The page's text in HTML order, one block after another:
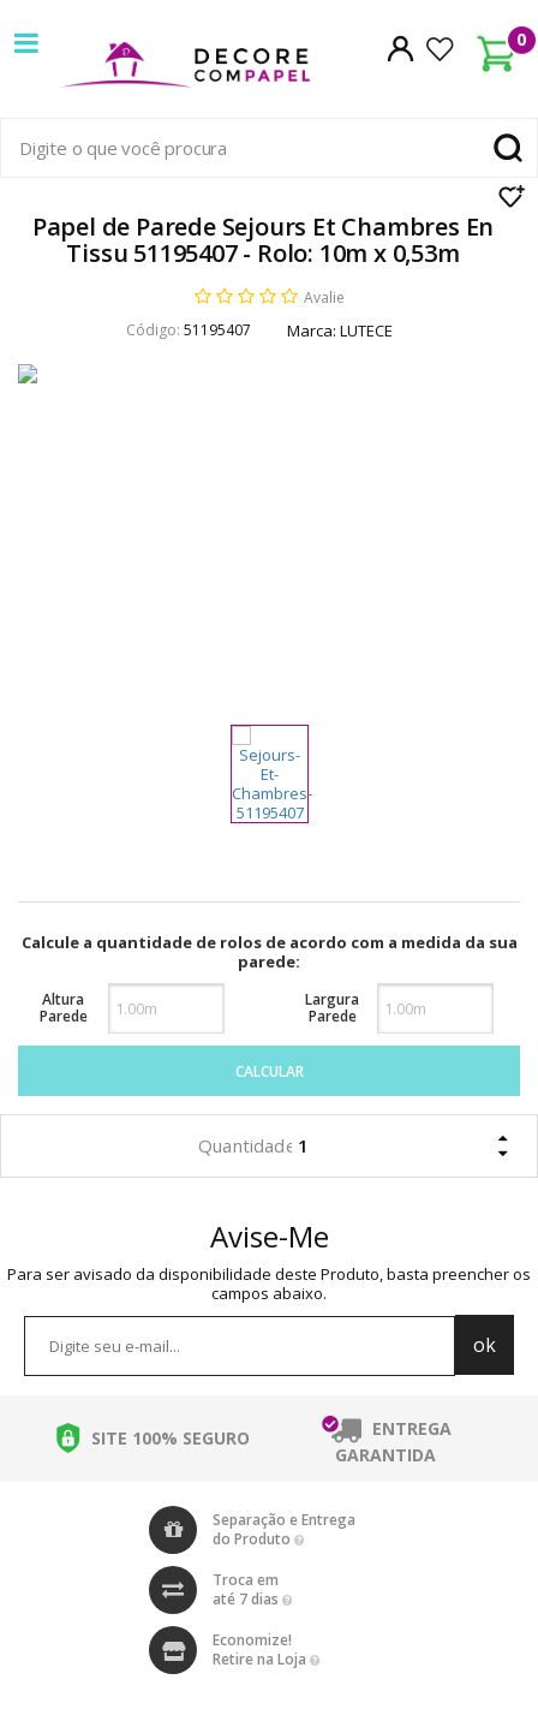
0
Decore
com
papel
pioneira
em
venda
Papel de Parede Sejours Et Chambres En
Tissu 51195407 - Rolo: 10m x 0,53m
Avalie
Código: 51195407 Marca: LUTECE
Calcule a quantidade de rolos de acordo com a medida da sua
parede:
Altura
Parede
Largura
Parede
CALCULAR
Avise-Me
Para ser avisado da disponibilidade deste Produto, basta preencher os
campos abaixo.
SITE 100% SEGURO
ENTREGA
GARANTIDA
Separação e Entrega
do Produto
Troca em
até 7 dias
Economize!
Retire na Loja